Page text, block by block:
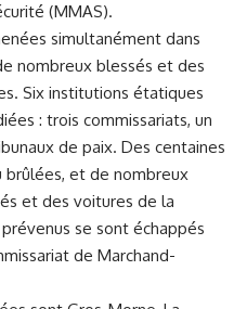
(MMAS).
simultanément dans
nombreux blessés et des
Six institutions étatiques
: trois commissariats, un
de paix. Des centaines
et de nombreux
et des voitures de la
se sont échappés
de Marchand-